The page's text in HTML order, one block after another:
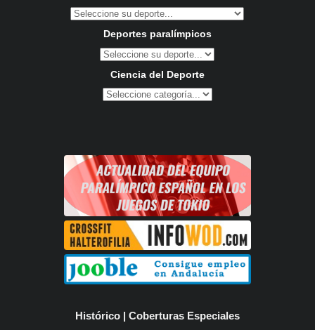
Deportes paralímpicos
Ciencia del Deporte
Histórico | Coberturas Especiales